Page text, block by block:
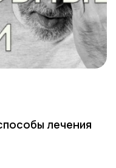
лечения